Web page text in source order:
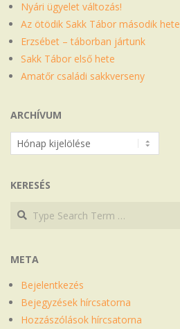
Nyári ügyelet változás!
Az ötödik Sakk Tábor második hete
Erzsébet – táborban jártunk
Sakk Tábor első hete
Amatőr családi sakkverseny
ARCHÍVUM
Archívum
KERESÉS
Search
Search
META
Bejelentkezés
Bejegyzések hírcsatorna
Hozzászólások hírcsatorna